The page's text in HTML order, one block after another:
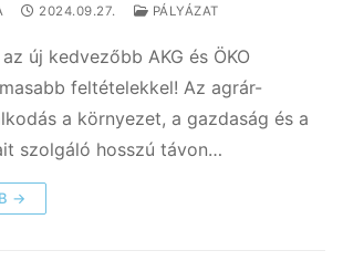
2024.09.27. PÁLYÁZAT
új kedvezőbb AKG és ÖKO
feltételekkel! Az agrár-
a környezet, a gazdaság és a
szolgáló hosszú távon…
→